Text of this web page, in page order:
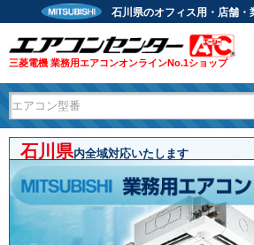
石川県のオフィス用・店舗・
三菱電機 業務用エアコンオンラインNo.1ショップ
石川県内全域対応いたします